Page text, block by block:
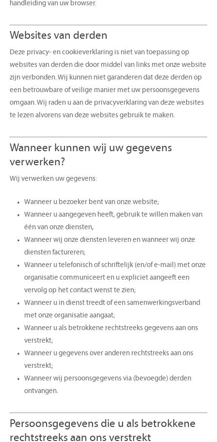
handleiding van uw browser.
Websites van derden
Deze privacy- en cookieverklaring is niet van toepassing op
websites van derden die door middel van links met onze website
zijn verbonden. Wij kunnen niet garanderen dat deze derden op
een betrouwbare of veilige manier met uw persoonsgegevens
omgaan. Wij raden u aan de privacyverklaring van deze websites
te lezen alvorens van deze websites gebruik te maken.
Wanneer kunnen wij uw gegevens
verwerken?
Wij verwerken uw gegevens:
Wanneer u bezoeker bent van onze website;
Wanneer u aangegeven heeft, gebruik te willen maken van
één van onze diensten,
Wanneer wij onze diensten leveren en wanneer wij onze
diensten factureren;
Wanneer u telefonisch of schriftelijk (en/of e-mail) met onze
organisatie communiceert en u expliciet aangeeft een
vervolg op het contact wenst te zien;
Wanneer u in dienst treedt of een samenwerkingsverband
met onze organisatie aangaat;
Wanneer u als betrokkene rechtstreeks gegevens aan ons
verstrekt;
Wanneer u gegevens over anderen rechtstreeks aan ons
verstrekt;
Wanneer wij persoonsgegevens via (bevoegde) derden
ontvangen.
Persoonsgegevens die u als betrokkene
rechtstreeks aan ons verstrekt